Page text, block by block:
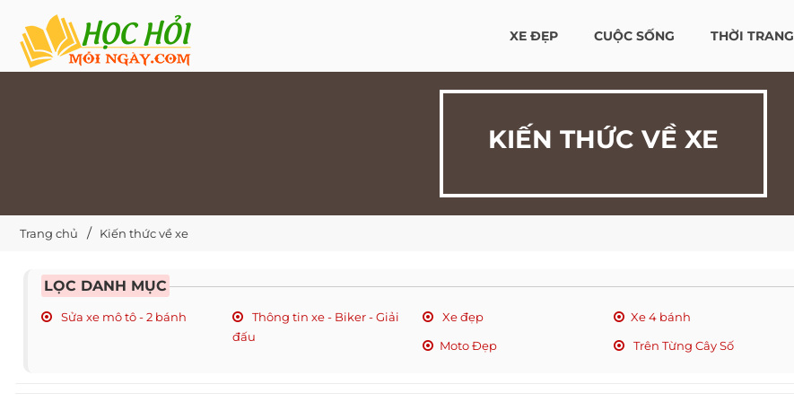
XE ĐẸP CUỘC SỐNG THỜI TRANG
KIẾN THỨC VỀ XE
Trang chủ Kiến thức về xe
LỌC DANH MỤC
Sửa xe mô tô - 2 bánh
Thông tin xe - Biker - Giải
đấu
Xe đẹp Xe 4 bánh
Moto Đẹp
Trên Từng Cây Số